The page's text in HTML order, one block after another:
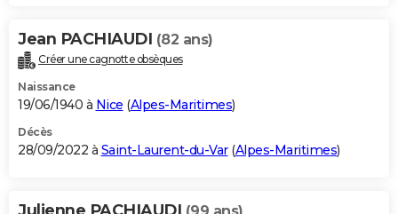
Jean PACHIAUDI (82 ans)
Créer une cagnotte obsèques
Naissance
19/06/1940 à Nice (Alpes-Maritimes)
Décès
28/09/2022 à Saint-Laurent-du-Var(Alpes-Maritimes)